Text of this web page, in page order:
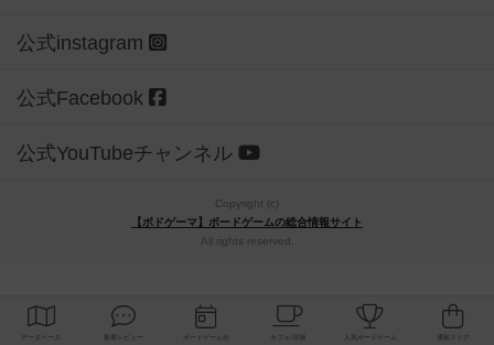
公式instagram
公式Facebook
公式YouTubeチャンネル
Copyright (c)
【ボドゲーマ】ボードゲームの総合情報サイト
All rights reserved.